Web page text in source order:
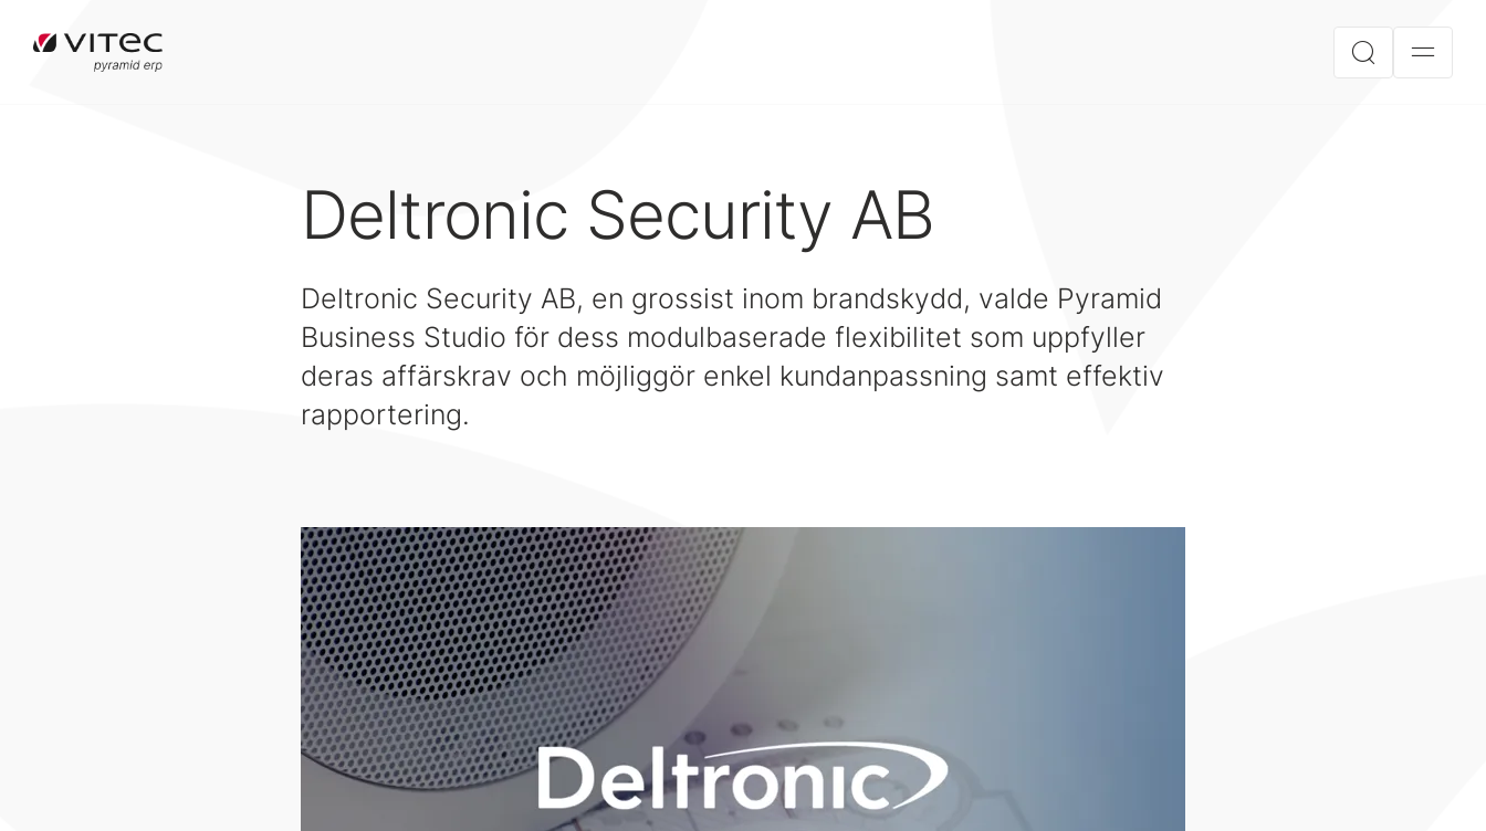
Deltronic Security AB
Deltronic Security AB, en grossist inom brandskydd, valde Pyramid
Business Studio för dess modulbaserade flexibilitet som uppfyller
deras affärskrav och möjliggör enkel kundanpassning samt effektiv
rapportering.